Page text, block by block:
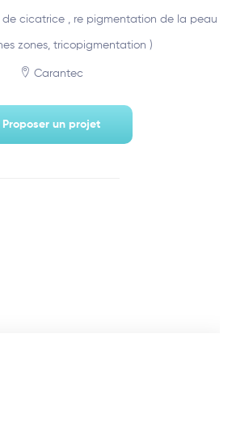
de cicatrice , re pigmentation de la peau
zones, tricopigmentation )
Carantec
Proposer un projet